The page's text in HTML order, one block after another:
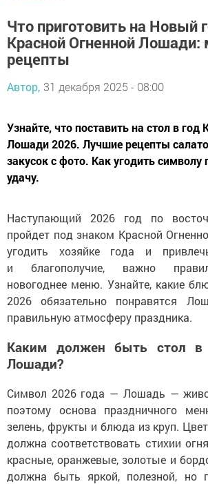
Что приготовить на Новый
Красной Огненной
рецепты
Автор, 31 декабря 2025 - 08:00
Узнайте, что поставить на стол в год
Лошади 2026. Лучшие рецепты
закусок с фото. Как угодить символу
удачу.
Наступающий 2026 год по
пройдет под знаком Красной
угодить хозяйке года и
и благополучие, важно
новогоднее меню. Узнайте, какие
2026 обязательно понравятся
правильную атмосферу праздника.
Каким должен быть стол в
Лошади?
Символ 2026 года — Лошадь —
поэтому основа праздничного
зелень, фрукты и блюда из круп.
должна соответствовать стихии
красные, оранжевые, золотые и
должна быть яркой, полезной, но